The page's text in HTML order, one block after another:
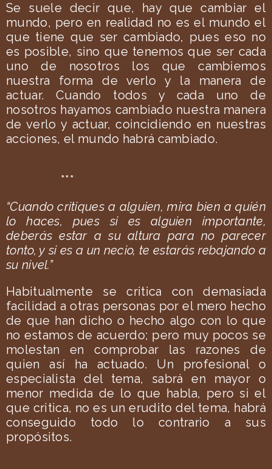
Se suele decir que, hay que cambiar el
mundo, pero en realidad no es el mundo el
que tiene que ser cambiado, pues eso no
es posible, sino que tenemos que ser cada
uno de nosotros los que cambiemos
nuestra forma de verlo y la manera de
actuar. Cuando todos y cada uno de
nosotros hayamos cambiado nuestra manera
de verlo y actuar, coincidiendo en nuestras
acciones, el mundo habrá cambiado.
***
“Cuando critiques a alguien, mira bien a quién
lo haces, pues si es alguien importante,
deberás estar a su altura para no parecer
tonto, y si es a un necio, te estarás rebajando a
su nivel.”
Habitualmente se critica con demasiada
facilidad a otras personas por el mero hecho
de que han dicho o hecho algo con lo que
no estamos de acuerdo; pero muy pocos se
molestan en comprobar las razones de
quien así ha actuado. Un profesional o
especialista del tema, sabrá en mayor o
menor medida de lo que habla, pero si el
que critica, no es un erudito del tema, habrá
conseguido todo lo contrario a sus
propósitos.